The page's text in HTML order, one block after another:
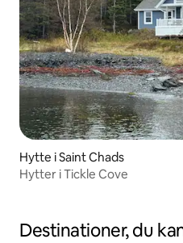
Hytte i Saint Chads
Hytter i Tickle Cove
Destinationer, du